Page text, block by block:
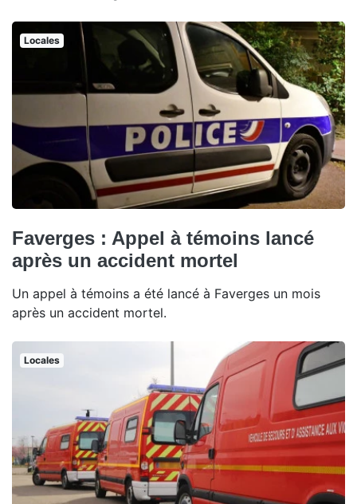
Locales
Faverges : Appel à témoins lancé
après un accident mortel
Un appel à témoins a été lancé à Faverges un mois
après un accident mortel.
Locales